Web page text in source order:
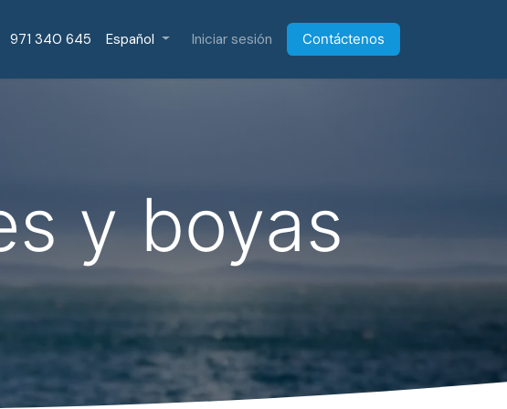
971 340 645
Español Iniciar sesión Contáctenos
y boyas